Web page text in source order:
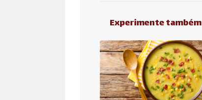
Experimente também